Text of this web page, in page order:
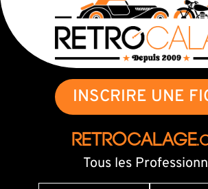
INSCRIRE UNE
RETROCALAGE
Tous les